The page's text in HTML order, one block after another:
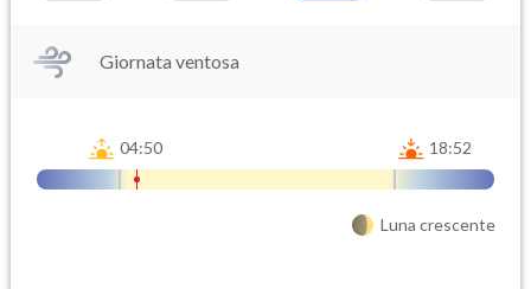
Giornata ventosa
04:50 18:52
Luna crescente